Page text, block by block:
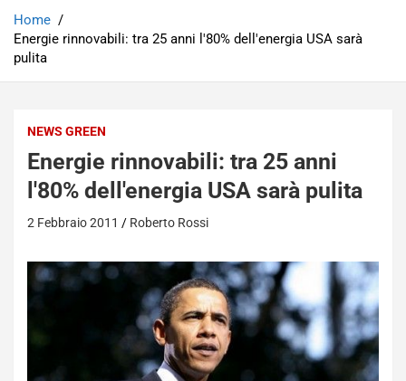
Home
Energie rinnovabili: tra 25 anni l'80% dell'energia USA sarà
pulita
NEWS GREEN
Energie rinnovabili: tra 25 anni
l'80% dell'energia USA sarà pulita
2 Febbraio 2011 Roberto Rossi